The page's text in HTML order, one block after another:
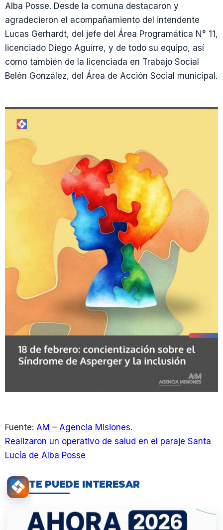
Alba Posse. Desde la comuna destacaron y
agradecieron el acompañamiento del intendente
Lucas Gerhardt, del jefe del Área Programática N° 11,
licenciado Diego Aguirre, y de todo su equipo, así
como también de la licenciada en Trabajo Social
Belén González, del Área de Acción Social municipal.
Fuente: AM – Agencia Misiones.
Realizaron un operativo de salud en el paraje Santa
Lucía de Alba Posse
TE PUEDE INTERESAR